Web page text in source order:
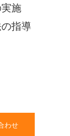
施
指導
わせ